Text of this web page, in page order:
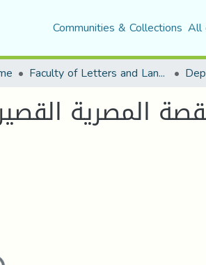
Communities & Collections All
Faculty of Letters and Languages
المصرية